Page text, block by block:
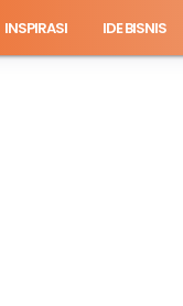
INSPIRASI IDE BISNIS